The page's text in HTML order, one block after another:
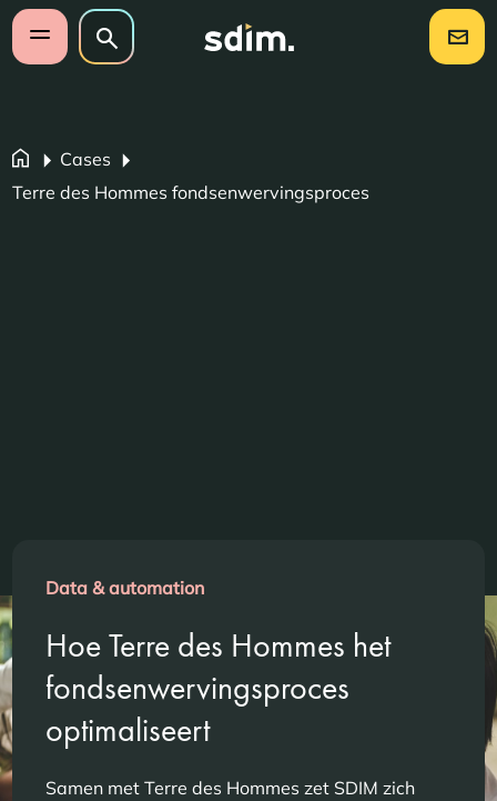
Navigatie overslaan
Open mobiel menu
Zoeken op website
Zoeken
Cases
Terre des Hommes fondsenwervingsproces
Data & automation
Hoe Terre des Hommes het
fondsenwervingsproces
optimaliseert
Samen met Terre des Hommes zet SDIM zich